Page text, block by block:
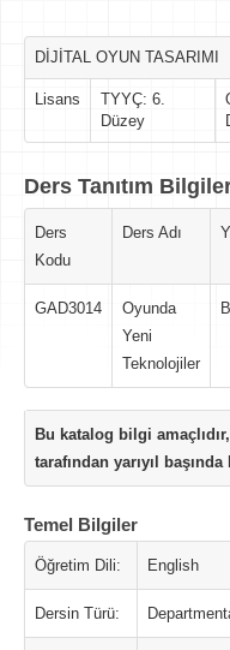
DİJİTAL OYUN TASARIMI
Lisans
TYYÇ: 6.
Düzey
Ders Tanıtım
Ders
Kodu
Ders Adı
GAD3014
Oyunda
Yeni
Teknolojiler
Bu katalog bilgi
tarafından yarıyıl
Temel Bilgiler
Öğretim Dili: English
Dersin Türü: